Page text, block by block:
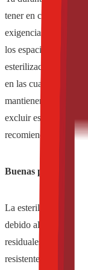
tener en cuenta los
exigencias
los espacios
esterilización seca.
en las cuales hay
mantienen aquellos
excluir este
recomienda una
Buenas perspectivas
La esterilización
debido al ahorro de
residuales. Para
resistentes, fiables,